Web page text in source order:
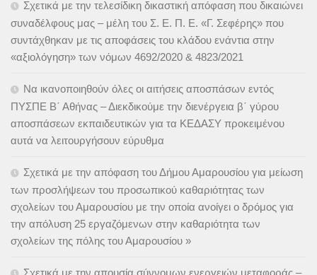
Σχετικά με την τελεσίδικη δικαστική απόφαση που δικαιώνει
συναδέλφους μας – μέλη του Σ. Ε. Π. Ε. «Γ. Σεφέρης» που
συντάχθηκαν με τις αποφάσεις του κλάδου ενάντια στην
«αξιολόγηση» των νόμων 4692/2020 & 4823/2021
Να ικανοποιηθούν όλες οι αιτήσεις αποσπάσων εντός
ΠΥΣΠΕ Β΄ Αθήνας – Διεκδικούμε την διενέργεια β΄ γύρου
αποσπάσεων εκπαιδευτικών για τα ΚΕΔΑΣΥ προκειμένου
αυτά να λειτουργήσουν εύρυθμα
Σχετικά με την απόφαση του Δήμου Αμαρουσίου για μείωση
των προσλήψεων του προσωπικού καθαριότητας των
σχολείων του Αμαρουσίου με την οποία ανοίγει ο δρόμος για
την απόλυση 25 εργαζόμενων στην καθαριότητα των
σχολείων της πόλης του Αμαρουσίου »